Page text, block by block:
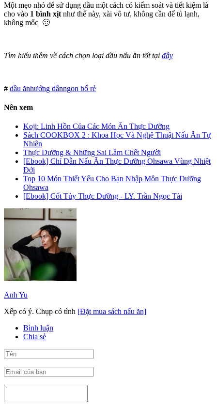
Một mẹo nhỏ để sử dụng dầu một cách có kiểm soát và tiết kiệm là
cho vào 1 bình xịt như thế này, xài vô tư, không cần để tủ lạnh,
không mốc 🙂
Tìm hiểu thêm về cách chọn loại dầu nấu ăn tốt tại đây
# dầu ănhướng dẫnngon bổ rẻ
Nên xem
Koji: Linh Hồn Của Các Món Ăn Thực Dưỡng
Sách COOKBOX 2 : Khoa Học Và Nghệ Thuật Nấu Ăn Tự
Nhiên
Thực Dưỡng & Những Sai Lầm Chết Người
[Ebook] Chỉ Dẫn Nấu Ăn Thực Dưỡng Ohsawa Vùng Nhiệt
Đới
Top 10 Món Thiết Yếu Cho Bạn Nhập Môn Thực Dưỡng
Ohsawa
[Ebook] Cốt Tủy Thực Dưỡng - LY. Trần Ngọc Tài
Anh Yu
Xếp có ý. Chụp có tình [Đặt mua sách nấu ăn]
Bình luận
Chia sẻ